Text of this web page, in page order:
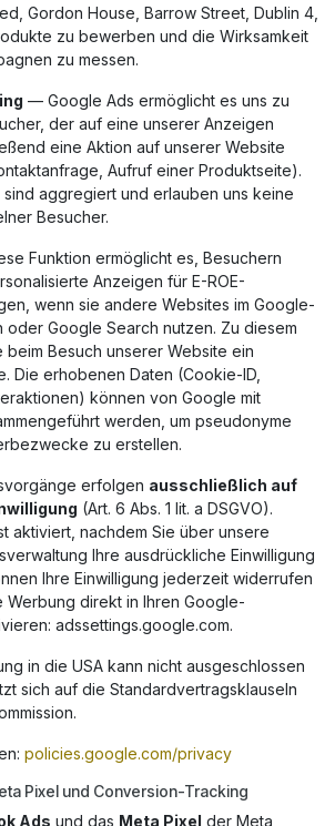
Gordon House, Barrow Street, Dublin 4,
zu bewerben und die Wirksamkeit
zu messen.
— Google Ads ermöglicht es uns zu
der auf eine unserer Anzeigen
eine Aktion auf unserer Website
Aufruf einer Produktseite).
aggregiert und erlauben uns keine
Besucher.
Funktion ermöglicht es, Besuchern
Anzeigen für E-ROE-
wenn sie andere Websites im Google-
Google Search nutzen. Zu diesem
Besuch unserer Website ein
Die erhobenen Daten (Cookie-ID,
können von Google mit
werden, um pseudonyme
zu erstellen.
erfolgen ausschließlich auf
(Art. 6 Abs. 1 lit. a DSGVO).
aktiviert, nachdem Sie über unsere
Ihre ausdrückliche Einwilligung
Ihre Einwilligung jederzeit widerrufen
direkt in Ihren Google-
adssettings.google.com.
in die USA kann nicht ausgeschlossen
sich auf die Standardvertragsklauseln
policies.google.com/privacy
Pixel und Conversion-Tracking
Ads und das Meta Pixel der Meta